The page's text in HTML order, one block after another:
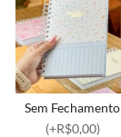
Sem Fechamento
(+R$0,00)